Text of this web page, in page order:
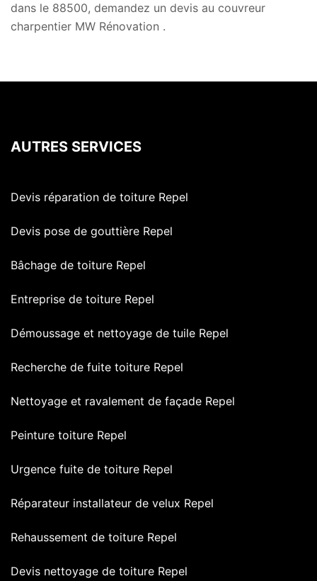
dans le 88500, demandez un devis au couvreur
charpentier MW Rénovation .
AUTRES SERVICES
Devis réparation de toiture Repel
Devis pose de gouttière Repel
Bâchage de toiture Repel
Entreprise de toiture Repel
Démoussage et nettoyage de tuile Repel
Recherche de fuite toiture Repel
Nettoyage et ravalement de façade Repel
Peinture toiture Repel
Urgence fuite de toiture Repel
Réparateur installateur de velux Repel
Rehaussement de toiture Repel
Devis nettoyage de toiture Repel